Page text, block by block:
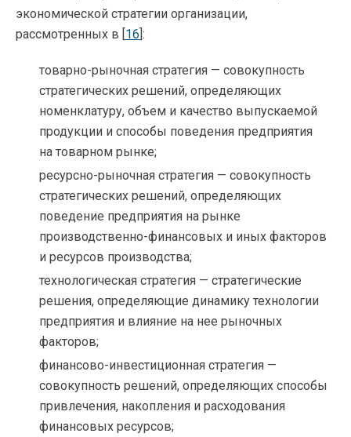
экономической стратегии организации,
рассмотренных в [16]:
товарно-рыночная стратегия — совокупность
стратегических решений, определяющих
номенклатуру, объем и качество выпускаемой
продукции и способы поведения предприятия
на товарном рынке;
ресурсно-рыночная стратегия — совокупность
стратегических решений, определяющих
поведение предприятия на рынке
производственно-финансовых и иных факторов
и ресурсов производства;
технологическая стратегия — стратегические
решения, определяющие динамику технологии
предприятия и влияние на нее рыночных
факторов;
финансово-инвестиционная стратегия —
совокупность решений, определяющих способы
привлечения, накопления и расходования
финансовых ресурсов;